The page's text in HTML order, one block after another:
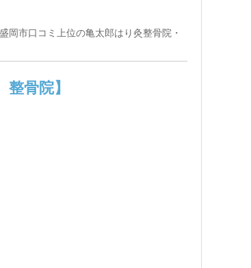
岡市口コミ上位の亀太郎はり灸整骨院・
骨院】